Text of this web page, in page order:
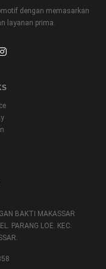
dengan memasarkan
layanan prima.
BAKTI MAKASSAR
PARANG LOE. KEC.